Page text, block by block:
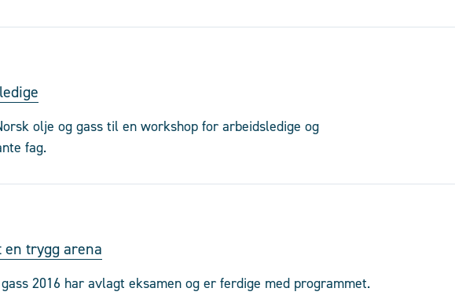
olje og gass til en workshop for arbeidsledige og
fag.
trygg arena
2016 har avlagt eksamen og er ferdige med programmet.